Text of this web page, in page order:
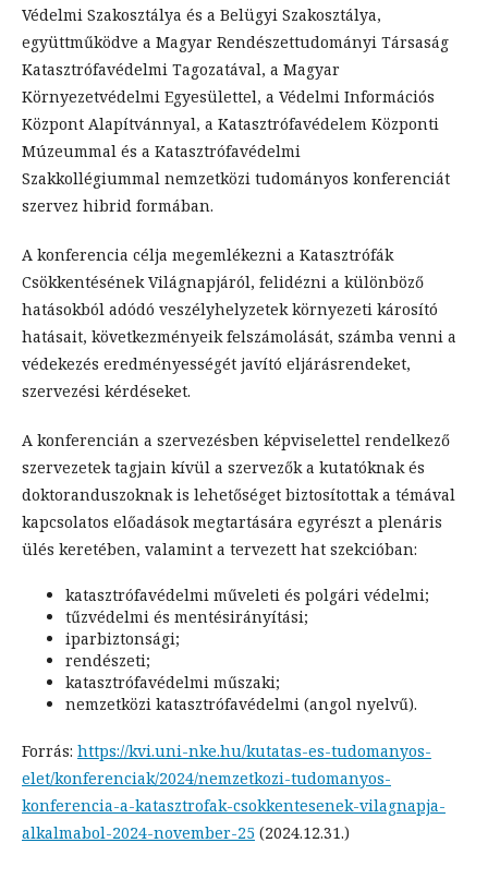
Védelmi Szakosztálya és a Belügyi Szakosztálya,
együttműködve a Magyar Rendészettudományi Társaság
Katasztrófavédelmi Tagozatával, a Magyar
Környezetvédelmi Egyesülettel, a Védelmi Információs
Központ Alapítvánnyal, a Katasztrófavédelem Központi
Múzeummal és a Katasztrófavédelmi
Szakkollégiummal nemzetközi tudományos konferenciát
szervez hibrid formában.
A konferencia célja megemlékezni a Katasztrófák
Csökkentésének Világnapjáról, felidézni a különböző
hatásokból adódó veszélyhelyzetek környezeti károsító
hatásait, következményeik felszámolását, számba venni a
védekezés eredményességét javító eljárásrendeket,
szervezési kérdéseket.
A konferencián a szervezésben képviselettel rendelkező
szervezetek tagjain kívül a szervezők a kutatóknak és
doktoranduszoknak is lehetőséget biztosítottak a témával
kapcsolatos előadások megtartására egyrészt a plenáris
ülés keretében, valamint a tervezett hat szekcióban:
katasztrófavédelmi műveleti és polgári védelmi;
tűzvédelmi és mentésirányítási;
iparbiztonsági;
rendészeti;
katasztrófavédelmi műszaki;
nemzetközi katasztrófavédelmi (angol nyelvű).
Forrás: https://kvi.uni-nke.hu/kutatas-es-tudomanyos-
elet/konferenciak/2024/nemzetkozi-tudomanyos-
konferencia-a-katasztrofak-csokkentesenek-vilagnapja-
alkalmabol-2024-november-25 (2024.12.31.)